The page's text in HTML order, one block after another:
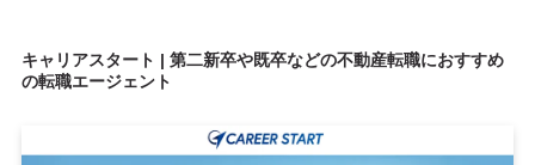
キャリアスタート | 第二新卒や既卒などの不動産転職におすすめ
の転職エージェント